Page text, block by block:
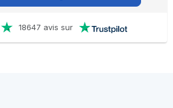
18647 avis sur